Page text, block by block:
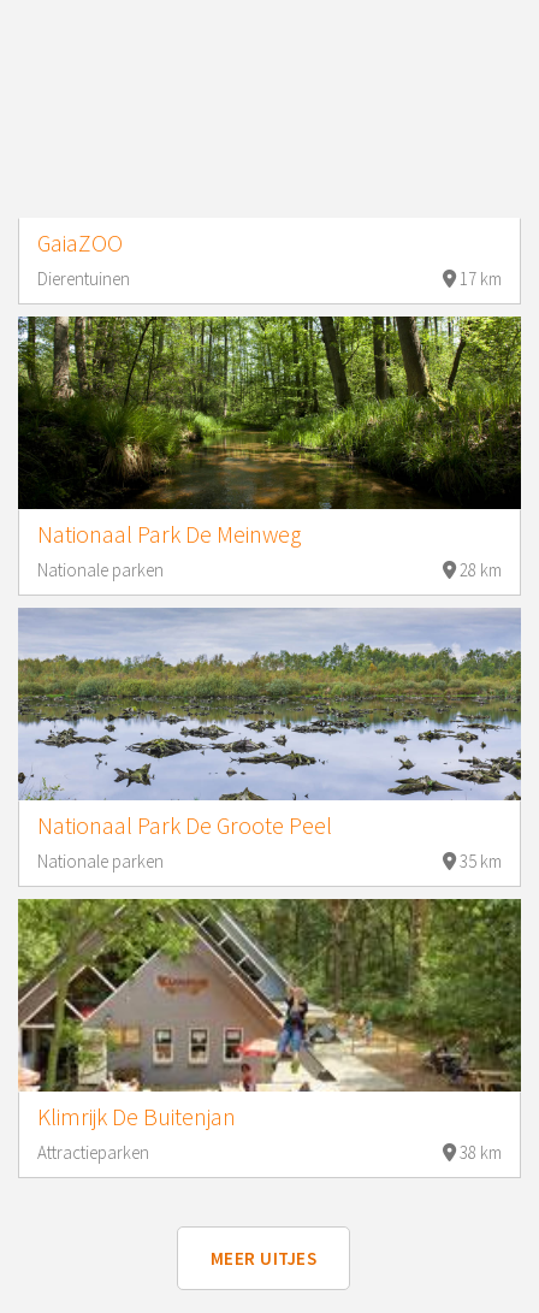
GaiaZOO
Dierentuinen 17 km
Nationaal Park De Meinweg
Nationale parken 28 km
Nationaal Park De Groote Peel
Nationale parken 35 km
Klimrijk De Buitenjan
Attractieparken 38 km
MEER UITJES